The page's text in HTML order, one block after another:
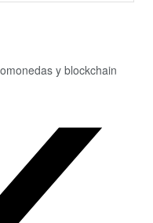
y blockchain